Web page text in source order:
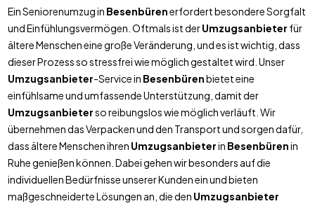
Ein Seniorenumzug in Besenbürenerfordert besondere Sorgfalt
und Einfühlungsvermögen. Oftmals ist derUmzugsanbieter für
ältere Menschen eine große Veränderung, und es ist wichtig, dass
dieser Prozess so stressfrei wie möglich gestaltet wird. Unser
Umzugsanbieter-Service in Besenbürenbietet eine
einfühlsame und umfassende Unterstützung, damit der
Umzugsanbieterso reibungslos wie möglich verläuft. Wir
übernehmen das Verpacken und den Transport und sorgen dafür,
dass ältere Menschen ihren Umzugsanbieterin Besenbürenin
Ruhe genießen können. Dabei gehen wir besonders auf die
individuellen Bedürfnisse unserer Kunden ein und bieten
maßgeschneiderte Lösungen an, die den Umzugsanbieter